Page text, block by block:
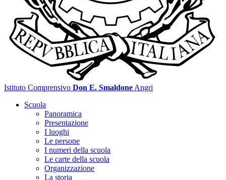
Istituto Comprensivo Don E. Smaldone Angri
Scuola
Panoramica
Presentazione
I luoghi
Le persone
I numeri della scuola
Le carte della scuola
Organizzazione
La storia